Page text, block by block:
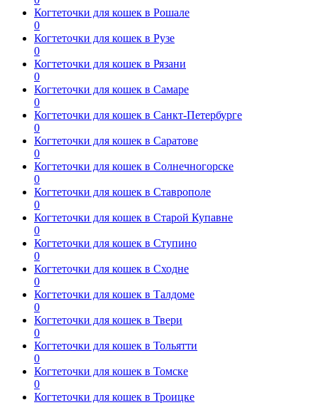
Когтеточки для кошек в Рошале
0
Когтеточки для кошек в Рузе
0
Когтеточки для кошек в Рязани
0
Когтеточки для кошек в Самаре
0
Когтеточки для кошек в Санкт-Петербурге
0
Когтеточки для кошек в Саратове
0
Когтеточки для кошек в Солнечногорске
0
Когтеточки для кошек в Ставрополе
0
Когтеточки для кошек в Старой Купавне
0
Когтеточки для кошек в Ступино
0
Когтеточки для кошек в Сходне
0
Когтеточки для кошек в Талдоме
0
Когтеточки для кошек в Твери
0
Когтеточки для кошек в Тольятти
0
Когтеточки для кошек в Томске
0
Когтеточки для кошек в Троицке